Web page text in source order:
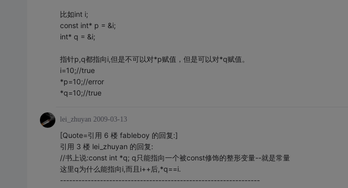
比如int i;
const int* p = &i;
int* q = &i;
指针p,q都指向i,但是不可以对*p赋值，但是可以对*q赋值。
i=10;//true
*p=10;//error
*q=10;//true
lei_zhuyan 2009-03-13
[Quote=引用 6 楼 fableboy 的回复:]
引用 3 楼 lei_zhuyan 的回复:
//书上说:const int *q; q只能指向一个被const修饰的整形变量--就是常量
这里q为什么能指向i,而且i++后,*q==i.
-----------------------------------------------------------------